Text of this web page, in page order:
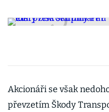
Akcionáři se však
převzetím Škody